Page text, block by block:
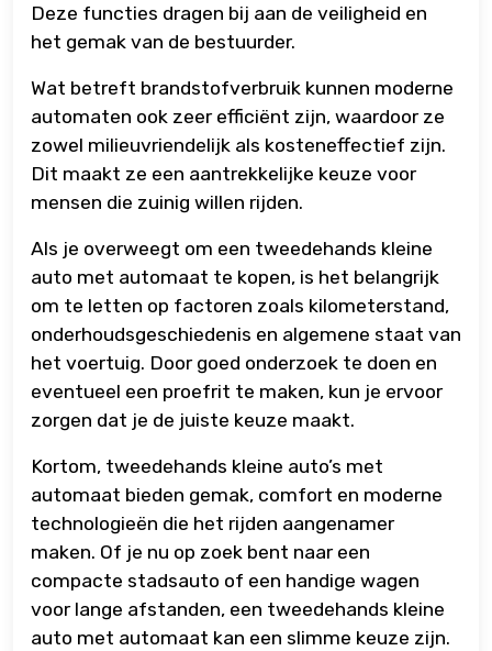
Deze functies dragen bij aan de veiligheid en
het gemak van de bestuurder.
Wat betreft brandstofverbruik kunnen moderne
automaten ook zeer efficiënt zijn, waardoor ze
zowel milieuvriendelijk als kosteneffectief zijn.
Dit maakt ze een aantrekkelijke keuze voor
mensen die zuinig willen rijden.
Als je overweegt om een tweedehands kleine
auto met automaat te kopen, is het belangrijk
om te letten op factoren zoals kilometerstand,
onderhoudsgeschiedenis en algemene staat van
het voertuig. Door goed onderzoek te doen en
eventueel een proefrit te maken, kun je ervoor
zorgen dat je de juiste keuze maakt.
Kortom, tweedehands kleine auto’s met
automaat bieden gemak, comfort en moderne
technologieën die het rijden aangenamer
maken. Of je nu op zoek bent naar een
compacte stadsauto of een handige wagen
voor lange afstanden, een tweedehands kleine
auto met automaat kan een slimme keuze zijn.